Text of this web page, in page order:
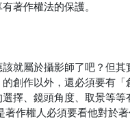
著作權法的保護。
就屬於攝影師了吧？但其
創作以外，還必須要有
擇、鏡頭角度、取景等
作權人必須要看他對於